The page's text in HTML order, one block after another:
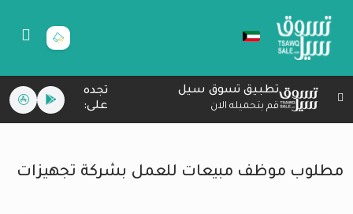
تطبيق تسوق سيل
قم بتحميله الان
تجده
على:
مطلوب موظف مبيعات للعمل بشركة تجهيزات